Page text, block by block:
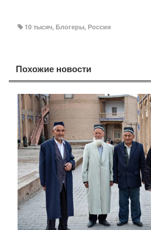
10 тысяч, Блогеры, Россия
Похожие новости